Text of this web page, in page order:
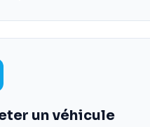
un véhicule